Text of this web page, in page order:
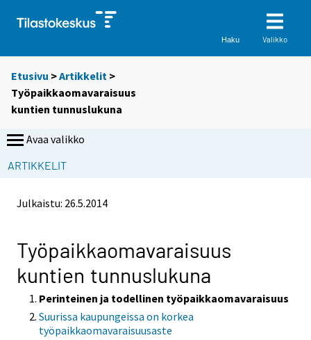
Haku Valikko
Etusivu >Artikkelit >
Työpaikkaomavaraisuus
kuntien tunnuslukuna
Avaa valikko
ARTIKKELIT
Julkaistu: 26.5.2014
Työpaikkaomavaraisuus
kuntien tunnuslukuna
Perinteinen ja todellinen työpaikkaomavaraisuus
Suurissa kaupungeissa on korkea
työpaikkaomavaraisuusaste